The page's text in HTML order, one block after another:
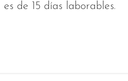
de 15 días laborables.